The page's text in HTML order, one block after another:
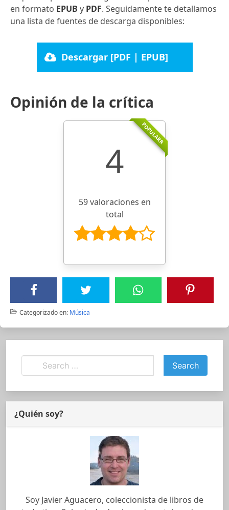
en formato EPUB y PDF. Seguidamente te detallamos
una lista de fuentes de descarga disponibles:
Descargar [PDF | EPUB]
Opinión de la crítica
POPULARR
4
59 valoraciones en
total
Categorizado en: Música
¿Quién soy?
Soy Javier Aguacero, coleccionista de libros de